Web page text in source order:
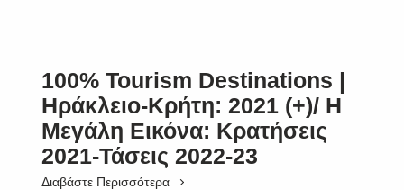
100% Tourism Destinations |
Ηράκλειο-Κρήτη: 2021 (+)/ Η
Μεγάλη Εικόνα: Κρατήσεις
2021-Τάσεις 2022-23
Διαβάστε Περισσότερα